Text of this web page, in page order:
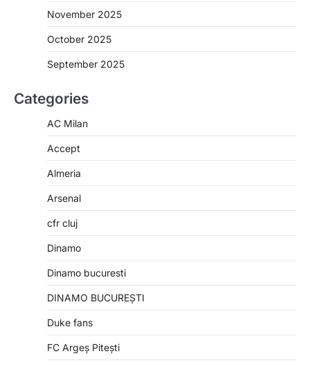
November 2025
October 2025
September 2025
Categories
AC Milan
Accept
Almeria
Arsenal
cfr cluj
Dinamo
Dinamo bucuresti
DINAMO BUCUREȘTI
Duke fans
FC Argeș Pitești